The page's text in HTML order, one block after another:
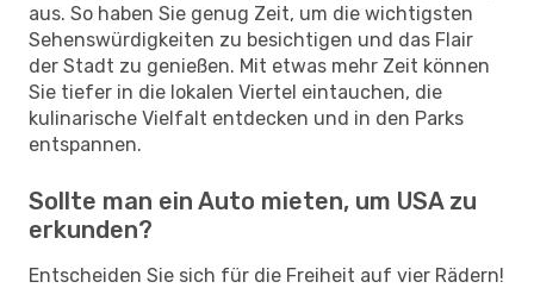
aus. So haben Sie genug Zeit, um die wichtigsten
Sehenswürdigkeiten zu besichtigen und das Flair
der Stadt zu genießen. Mit etwas mehr Zeit können
Sie tiefer in die lokalen Viertel eintauchen, die
kulinarische Vielfalt entdecken und in den Parks
entspannen.
Sollte man ein Auto mieten, um USA zu
erkunden?
Entscheiden Sie sich für die Freiheit auf vier Rädern!